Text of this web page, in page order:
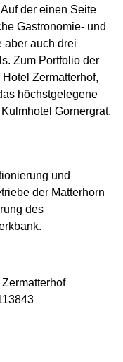
der einen Seite
Gastronomie- und
aber auch drei
Zum Portfolio der
Zermatterhof,
höchstgelegene
Gornergrat.
und
der Matterhorn
des